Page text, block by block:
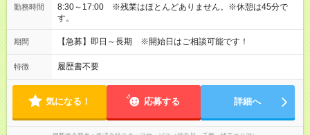
勤務時間
8:30～17:00 ※残業はほとんどありません。※休憩は45分で
す。
期間 【急募】即日～長期 ※開始日はご相談可能です！
特徴 履歴書不要
気になる！ 応募する 詳細へ